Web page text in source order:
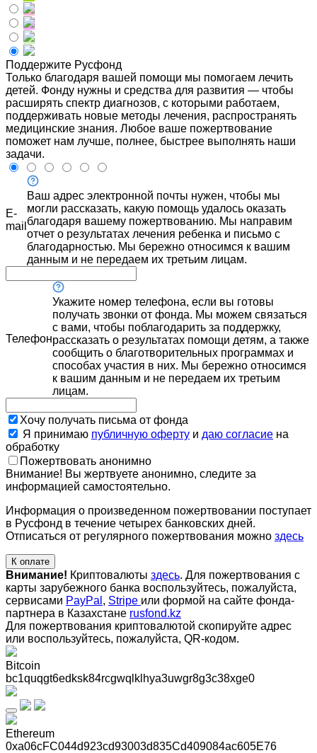
Поддержите Русфонд
Только благодаря вашей помощи мы помогаем лечить
детей. Фонду нужны и средства для развития — чтобы
расширять спектр диагнозов, с которыми работаем,
поддерживать новые методы лечения, распространять
медицинские знания. Любое ваше пожертвование
поможет нам лучше, полнее, быстрее выполнять наши
задачи.
E-
mail
Ваш адрес электронной почты нужен, чтобы мы
могли рассказать, какую помощь удалось оказать
благодаря вашему пожертвованию. Мы направим
отчет о результатах лечения ребенка и письмо с
благодарностью. Мы бережно относимся к вашим
данным и не передаем их третьим лицам.
Телефон
Укажите номер телефона, если вы готовы
получать звонки от фонда. Мы можем связаться
с вами, чтобы поблагодарить за поддержку,
рассказать о результатах помощи детям, а также
сообщить о благотворительных программах и
способах участия в них. Мы бережно относимся
к вашим данным и не передаем их третьим
лицам.
Хочу получать письма от фонда
Я принимаю публичную оферту и даю согласие на
обработку
Пожертвовать анонимно
Внимание! Вы жертвуете анонимно, следите за
информацией самостоятельно.
Информация о произведенном пожертвовании поступает
в Русфонд в течение четырех банковских дней.
Отписаться от регулярного пожертвования можно здесь
К оплате
Внимание! Криптовалюты здесь. Для пожертвования с
карты зарубежного банка воспользуйтесь, пожалуйста,
сервисами PayPal , Stripe или формой на сайте фонда-
партнера в Казахстане rusfond.kz
Для пожертвования криптовалютой скопируйте адрес
или воспользуйтесь, пожалуйста, QR-кодом.
Bitcoin
bc1quqgt6edksk84rcgwqlklhya3uwgr8g3c38xge0
Ethereum
0xa06cFC044d923cd93003d835Cd409084ac605E76